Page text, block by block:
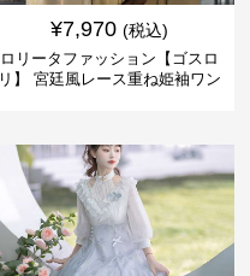
¥7,970 (税込)
ロリータファッション【ゴスロ
リ】 宮廷風レース重ね姫袖ワン